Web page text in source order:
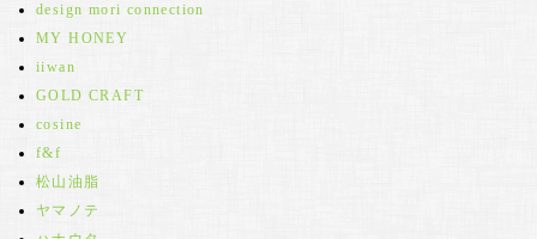
design mori connection
MY HONEY
iiwan
GOLD CRAFT
cosine
f&f
松山油脂
ヤマノテ